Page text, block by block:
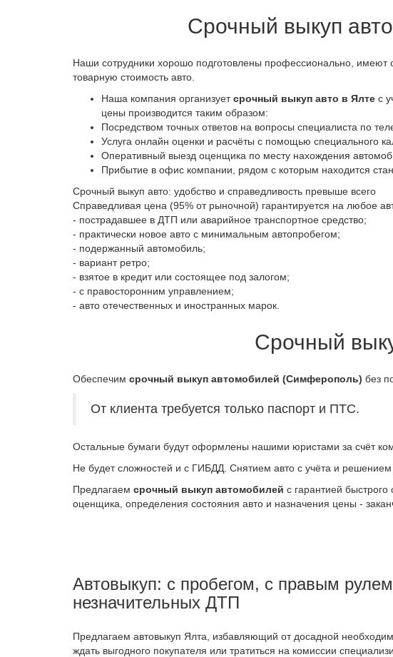
Срочный выкуп
Наши сотрудники хорошо подготовлены профессионально, имеют
товарную стоимость авто.
Наша компания организуетсрочный выкуп авто в Ялте с
цены производится таким образом:
Посредством точных ответов на вопросы специалиста по
Услуга онлайн оценки и расчёты с помощью специального
Оперативный выезд оценщика по месту нахождения
Прибытие в офис компании, рядом с которым находится
Срочный выкуп авто: удобство и справедливость превыше всего
Справедливая цена (95% от рыночной) гарантируется на любое
- пострадавшее в ДТП или аварийное транспортное средство;
- практически новое авто с минимальным автопробегом;
- подержанный автомобиль;
- вариант ретро;
- взятое в кредит или состоящее под залогом;
- с правосторонним управлением;
- авто отечественных и иностранных марок.
Срочный
Обеспечим срочный выкуп автомобилей (Симферополь) без
От клиента требуется только паспорт и ПТС.
Остальные бумаги будут оформлены нашими юристами за счёт
Не будет сложностей и с ГИБДД . Снятием авто с учёта и
Предлагаем срочный выкуп автомобилей с гарантией
оценщика, определения состояния авто и назначения цены -
Автовыкуп: с пробегом, с правым
незначительных ДТП
Предлагаем автовыкуп Ялта, избавляющий от досадной
ждать выгодного покупателя или тратиться на комиссии